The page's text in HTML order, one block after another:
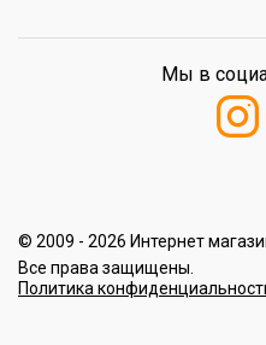
© 2009 - 2026 Интернет
Все права защищены.
Политика
Мы в